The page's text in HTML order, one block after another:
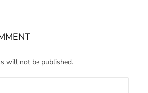
will not be published.